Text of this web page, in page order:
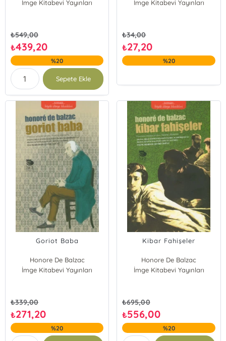
İmge Kitabevi Yayınları
₺549,00
₺439,20
%20
Sepete Ekle
İmge Kitabevi Yayınları
₺34,00
₺27,20
%20
Goriot Baba
Honore De Balzac
İmge Kitabevi Yayınları
₺339,00
₺271,20
%20
Kibar Fahişeler
Honore De Balzac
İmge Kitabevi Yayınları
₺695,00
₺556,00
%20